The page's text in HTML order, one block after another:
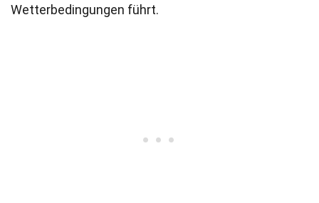
Wetterbedingungen führt.